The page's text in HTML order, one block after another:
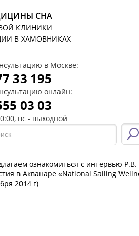
СНА
КЛИНИКИ
В ХАМОВНИКАХ
в Москве:
33 195
онлайн:
03 03
вс - выходной
ознакомиться с интервью Р.В.
в Акванаре «National Sailing
2014 г)